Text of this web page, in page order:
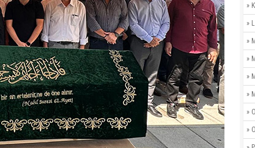
»
»
»
»
»
»
»
»